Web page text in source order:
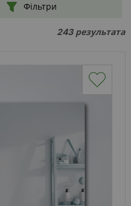
Про
Доставка
Каталог
дзеркал
Шафки
Фільтри
243результата